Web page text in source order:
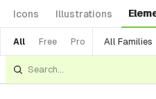
Icons Illustrations
All Free Pro All Families